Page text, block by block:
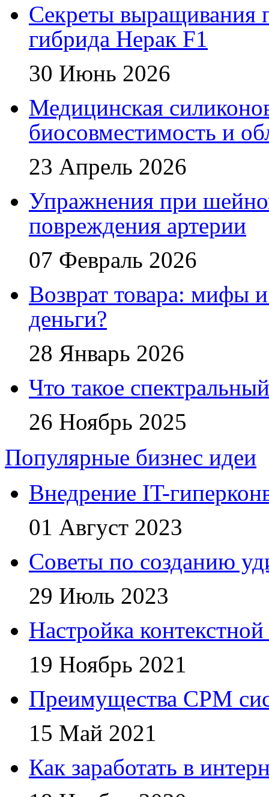
Секреты выращивания
гибрида Нерак F1
30 Июнь 2026
Медицинская
биосовместимость и
23 Апрель 2026
Упражнения при
повреждения артерии
07 Февраль 2026
Возврат товара: мифы
деньги?
28 Январь 2026
Что такое
26 Ноябрь 2025
Популярные бизнес идеи
Внедрение IT-
01 Август 2023
Советы по созданию
29 Июль 2023
Настройка
19 Ноябрь 2021
Преимущества СРМ
15 Май 2021
Как заработать в